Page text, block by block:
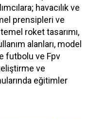
havacılık ve
prensipleri ve
roket tasarımı,
alanları, model
futbolu ve Fpv
ve
eğitimler